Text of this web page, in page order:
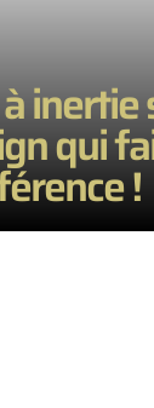
inertie
qui
!